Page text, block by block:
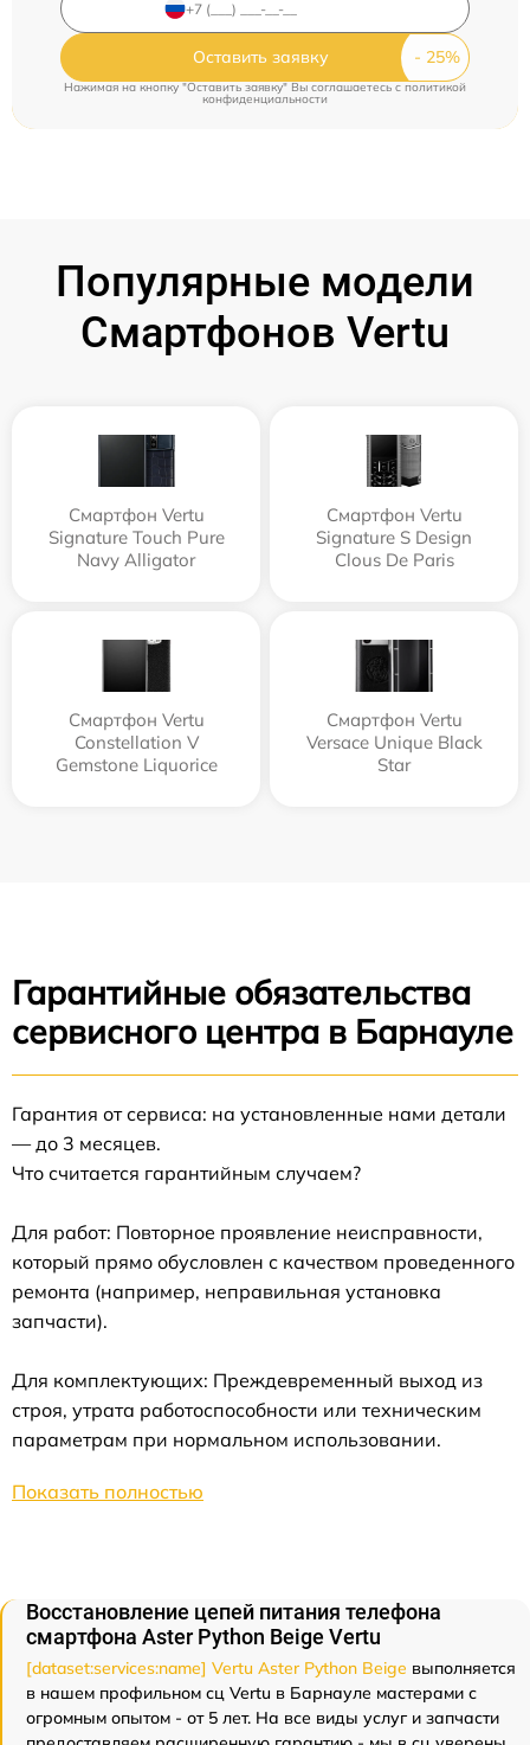
Оставить заявку
Нажимая на кнопку "Оставить заявку" Вы соглашаетесь cполитикой
конфиденциальности
Популярные модели
Смартфонов Vertu
Смартфон Vertu
Signature Touch Pure
Navy Alligator
Смартфон Vertu
Signature S Design
Clous De Paris
Смартфон Vertu
Constellation V
Gemstone Liquorice
Смартфон Vertu
Versace Unique Black
Star
Гарантийные обязательства
сервисного центра в Барнауле
Гарантия от сервиса: на установленные нами детали
— до 3 месяцев.
Что считается гарантийным случаем?
Для работ: Повторное проявление неисправности,
который прямо обусловлен с качеством проведенного
ремонта (например, неправильная установка
запчасти).
Для комплектующих: Преждевременный выход из
строя, утрата работоспособности или техническим
параметрам при нормальном использовании.
Показать полностью
Восстановление цепей питания телефона
смартфона Aster Python Beige Vertu
[dataset:services:name] Vertu Aster Python Beige выполняется
в нашем профильном сц Vertu в Барнауле мастерами с
огромным опытом - от 5 лет. На все виды услуг и запчасти